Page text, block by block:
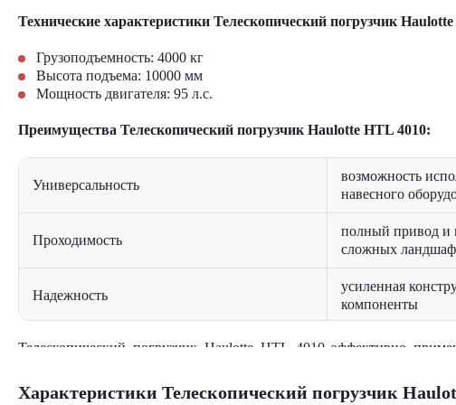
Технические характеристики Телескопический погрузчик
Грузоподъемность: 4000 кг
Высота подъема: 10000 мм
Мощность двигателя: 95 л.с.
Преимущества Телескопический погрузчик Haulotte HTL 4010:
Универсальность
возможность
навесного
Проходимость
полный привод и
сложных
Надежность
усиленная
компоненты
Комфорт
эргономичная
Телескопический погрузчик Haulotte HTL 4010 эффективно
Оптимален для работ на пересеченной местности, погрузочно-
Телескопический погрузчик Haulotte HTL 4010 предлагает
Характеристики Телескопический погрузчик